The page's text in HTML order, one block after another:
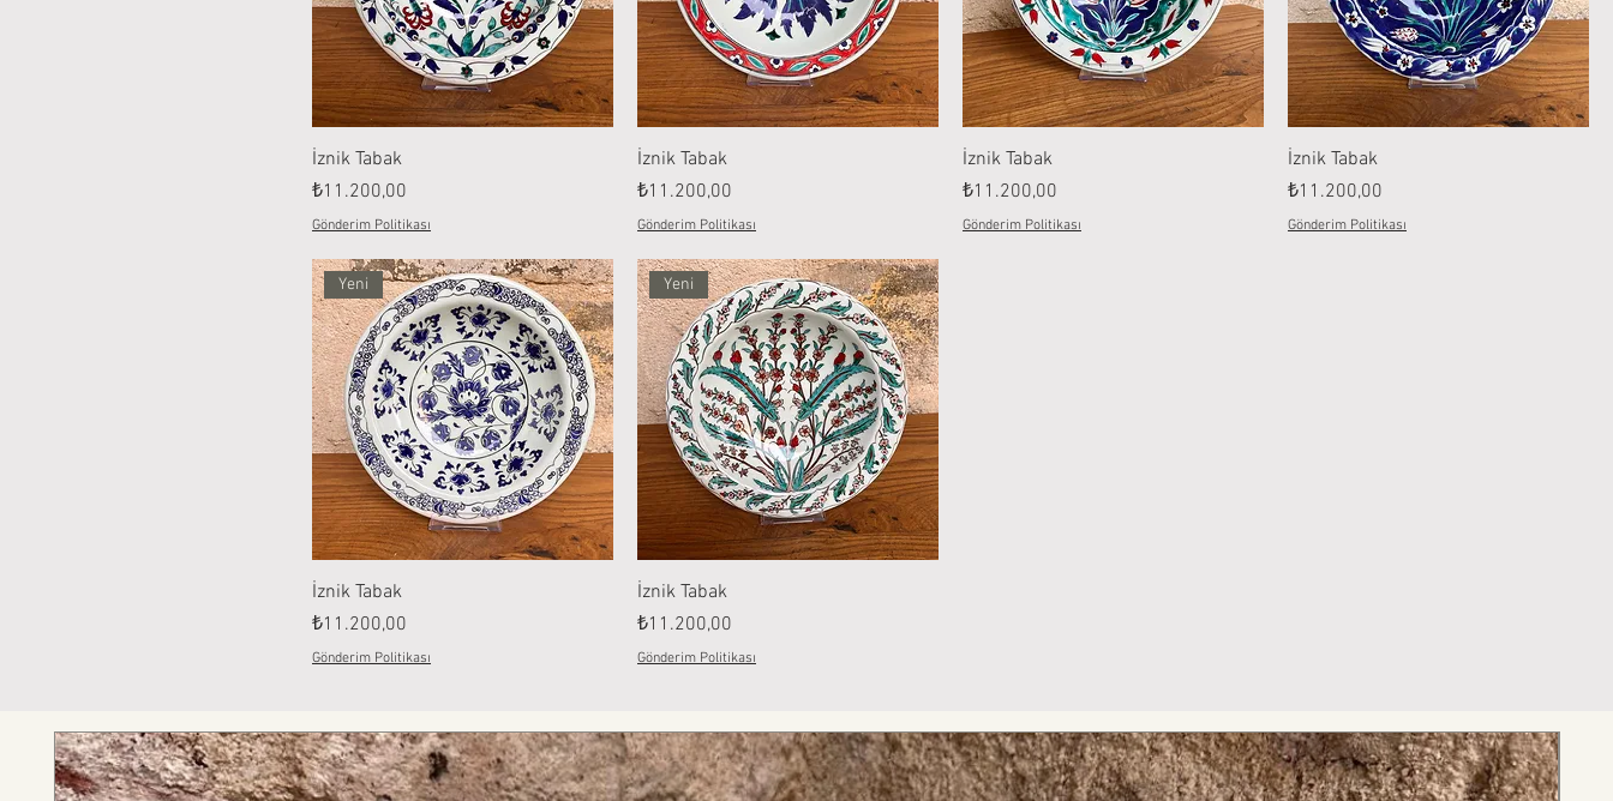
İznik Tabak
Fiyat
₺11.200,00
Gönderim Politikası
İznik Tabak
Fiyat
₺11.200,00
Gönderim Politikası
İznik Tabak
Fiyat
₺11.200,00
Gönderim Politikası
İznik Tabak
Fiyat
₺11.200,00
Gönderim Politikası
Yeni
İznik Tabak
Fiyat
₺11.200,00
Gönderim Politikası
Yeni
İznik Tabak
Fiyat
₺11.200,00
Gönderim Politikası